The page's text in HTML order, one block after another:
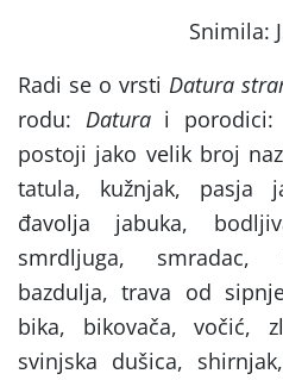
Snimila:
Radi se o vrsti Datura
rodu: Daturai porodici:
postoji jako velik broj
tatula, kužnjak, pasja
đavolja jabuka,
smrdljuga, smradac,
bazdulja, trava od
bika, bikovača, vočić,
svinjska dušica,